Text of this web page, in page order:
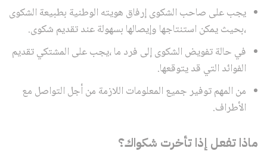
يجب على صاحب الشكوى إرفاق هويته الوطنية بطبيعة الشكوى
،بحيث يمكن استنتاجها وإيصالها بسهولة عند تقديم شكوى.
في حالة تفويض الشكوى إلى فرد ما ،يجب على المشتكي تقديم
الفوائد التي قد يتوقعها.
من المهم توفير جميع المعلومات اللازمة من أجل التواصل مع
الأطراف.
ماذا تفعل إذا تأخرت شكواك؟